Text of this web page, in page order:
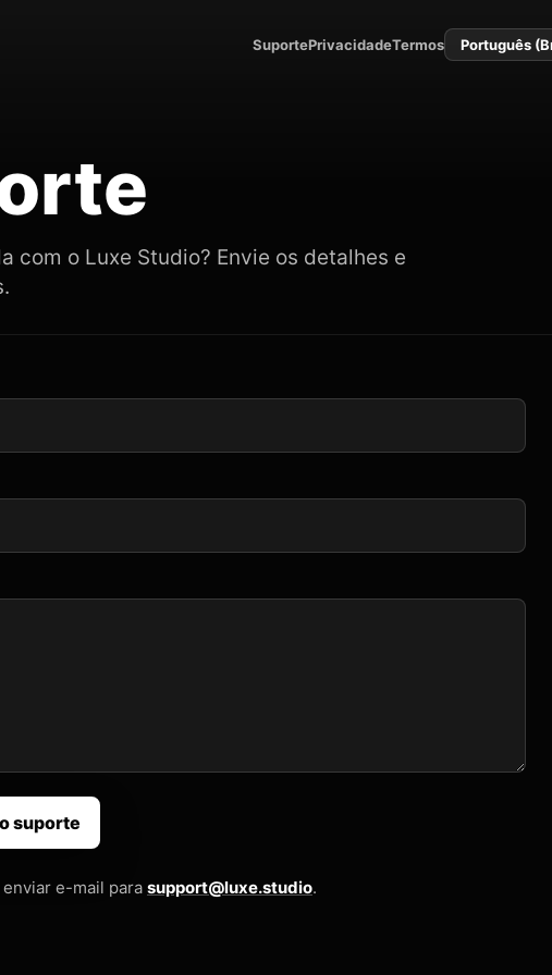
SuportePrivacidadeTermosIdioma
com o Luxe Studio? Envie os detalhes e
suporte
e-mail para support@luxe.studio.